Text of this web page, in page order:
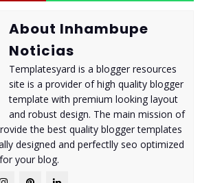
About Inhambupe
Noticias
Templatesyard is a blogger resources
site is a provider of high quality blogger
template with premium looking layout
and robust design. The main mission of
the best quality blogger templates
designed and perfectlly seo optimized
your blog.